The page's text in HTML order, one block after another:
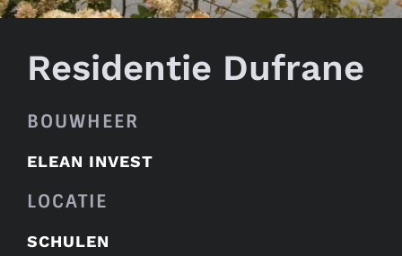
Residentie Dufrane
BOUWHEER
ELEAN INVEST
LOCATIE
SCHULEN